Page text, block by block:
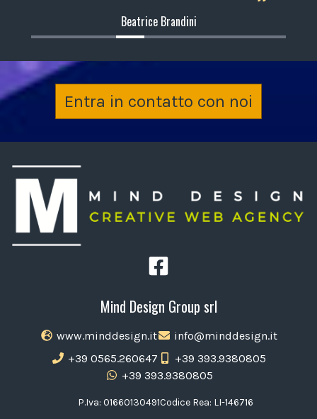
Beatrice Brandini
Entra in contatto con noi
Mind Design Group srl
www.minddesign.it
info@minddesign.it
+39 0565.260647
+39 393.9380805
+39 393.9380805
P.Iva: 01660130491Codice Rea: LI-146716